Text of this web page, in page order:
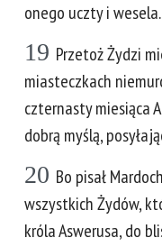
onego uczty i wesela.
19 Przetoż Żydzi
miasteczkach
czternasty miesiąca
dobrą myślą,
20 Bo pisał
wszystkich Żydów,
króla Aswerusa, do